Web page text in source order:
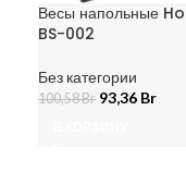
Весы напольные
BS-002
Без категории
100,58Br 93,36 Br